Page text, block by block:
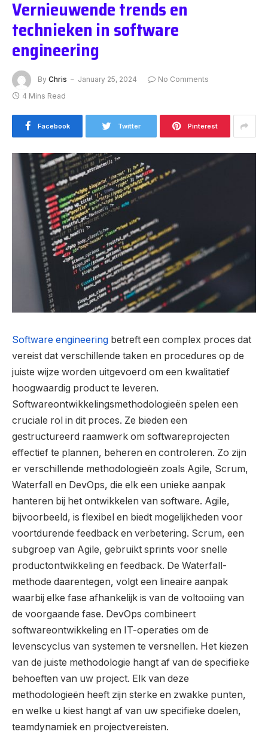
Vernieuwende trends en
technieken in software
engineering
By Chris January 25, 2024
No Comments
4 Mins Read
Facebook Twitter Pinterest
Software engineering betreft een complex proces dat
vereist dat verschillende taken en procedures op de
juiste wijze worden uitgevoerd om een kwalitatief
hoogwaardig product te leveren.
Softwareontwikkelingsmethodologieën spelen een
cruciale rol in dit proces. Ze bieden een
gestructureerd raamwerk om softwareprojecten
effectief te plannen, beheren en controleren. Zo zijn
er verschillende methodologieën zoals Agile, Scrum,
Waterfall en DevOps, die elk een unieke aanpak
hanteren bij het ontwikkelen van software. Agile,
bijvoorbeeld, is flexibel en biedt mogelijkheden voor
voortdurende feedback en verbetering. Scrum, een
subgroep van Agile, gebruikt sprints voor snelle
productontwikkeling en feedback. De Waterfall-
methode daarentegen, volgt een lineaire aanpak
waarbij elke fase afhankelijk is van de voltooiing van
de voorgaande fase. DevOps combineert
softwareontwikkeling en IT-operaties om de
levenscyclus van systemen te versnellen. Het kiezen
van de juiste methodologie hangt af van de specifieke
behoeften van uw project. Elk van deze
methodologieën heeft zijn sterke en zwakke punten,
en welke u kiest hangt af van uw specifieke doelen,
teamdynamiek en projectvereisten.